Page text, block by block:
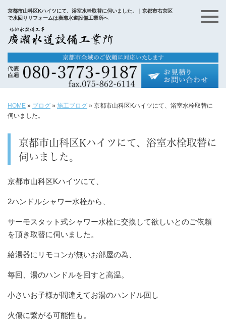
京都市山科区Kハイツにて、浴室水栓取替に伺いました。｜京都市右京区
で水回りリフォームは廣瀨水道設備工業所へ
HOME » ブログ » 施工ブログ » 京都市山科区Kハイツにて、浴室水栓取替に
伺いました。
京都市山科区Kハイツにて、浴室水栓取替に
伺いました。
京都市山科区Kハイツにて、
2ハンドルシャワー水栓から、
サーモスタット式シャワー水栓に交換して欲しいとのご依頼
を頂き取替に伺いました。
給湯器にリモコンが無いお部屋の為、
毎回、湯のハンドルを回すと高温。
小さいお子様が間違えてお湯のハンドル回し
火傷に繋がる可能性も。